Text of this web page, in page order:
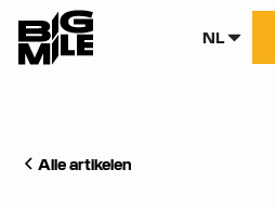
NL
Alle artikelen